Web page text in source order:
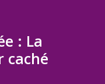
: La
caché